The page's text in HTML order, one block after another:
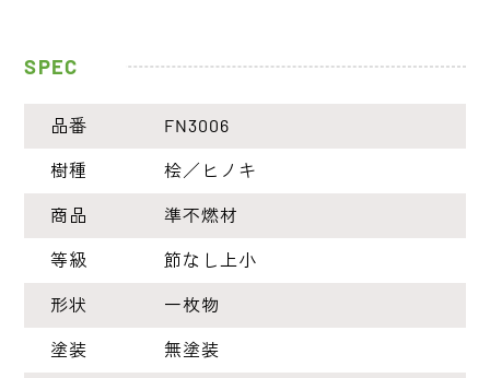
SPEC
品番 FN3006
樹種 桧／ヒノキ
商品 準不燃材
等級 節なし上小
形状 一枚物
塗装 無塗装